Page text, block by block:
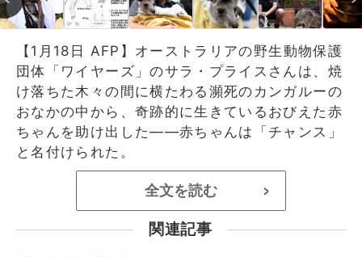
【1月18日 AFP】オーストラリアの野生動物保護
団体「ワイヤーズ」のサラ・プライスさんは、焼
け落ちた木々の間に横たわる瀕死のカンガルーの
おなかの中から、奇跡的に生きているおびえた赤
ちゃんを助け出した――赤ちゃんは「チャンス」
と名付けられた。
全文を読む >
関連記事